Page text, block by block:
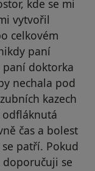
kde se mi
vytvořil
celkovém
paní
doktorka
nechala pod
kazech
čas a bolest
patří. Pokud
doporučuji se